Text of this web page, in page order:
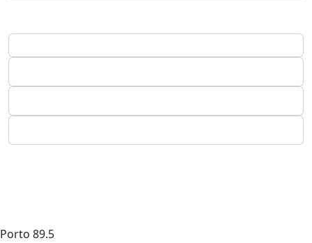
Porto 89.5